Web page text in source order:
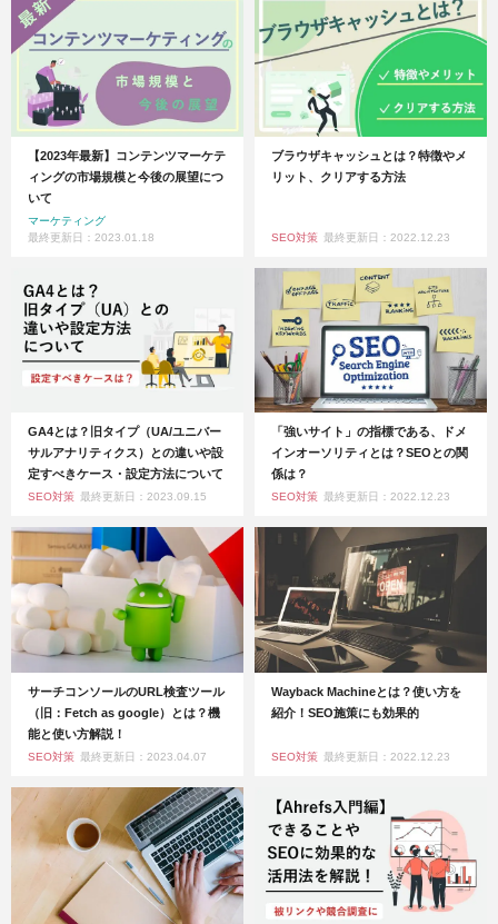
【2023年最新】コンテンツマーケテ
ィングの市場規模と今後の展望につ
いて
マーケティング
最終更新日：2023.01.18
ブラウザキャッシュとは？特徴やメ
リット、クリアする方法
SEO対策 最終更新日：2022.12.23
GA4とは？旧タイプ（UA/ユニバー
サルアナリティクス）との違いや設
定すべきケース・設定方法について
SEO対策 最終更新日：2023.09.15
「強いサイト」の指標である、ドメ
インオーソリティとは？SEOとの関
係は？
SEO対策 最終更新日：2022.12.23
サーチコンソールのURL検査ツール
（旧：Fetch as google）とは？機
能と使い方解説！
SEO対策 最終更新日：2023.04.07
Wayback Machineとは？使い方を
紹介！SEO施策にも効果的
SEO対策 最終更新日：2022.12.23